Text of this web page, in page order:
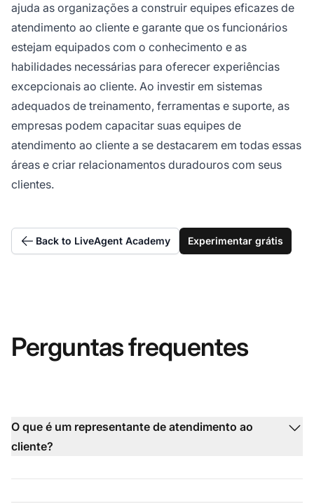
ajuda as organizações a construir equipes eficazes de
atendimento ao cliente e garante que os funcionários
estejam equipados com o conhecimento e as
habilidades necessárias para oferecer experiências
excepcionais ao cliente. Ao investir em sistemas
adequados de treinamento, ferramentas e suporte, as
empresas podem capacitar suas equipes de
atendimento ao cliente a se destacarem em todas essas
áreas e criar relacionamentos duradouros com seus
clientes.
Back to LiveAgent Academy Experimentar grátis
Perguntas frequentes
O que é um representante de atendimento ao
cliente?